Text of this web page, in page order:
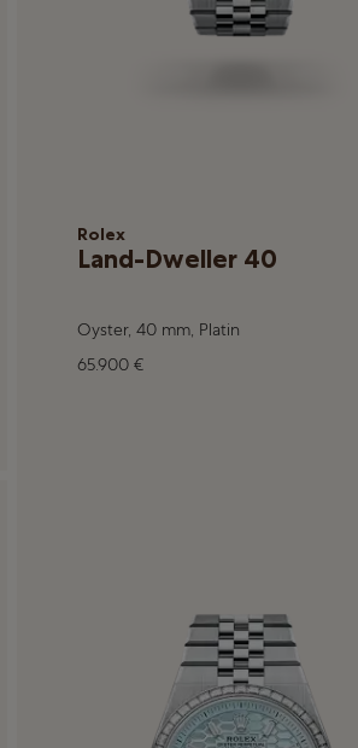
Rolex
Land-Dweller 40
Oyster, 40 mm, Platin
65.900 €